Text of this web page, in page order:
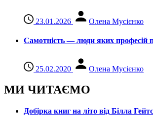
23.01.2026 Олена Мусієнко
Самотність — люди яких професій
25.02.2020 Олена Мусієнко
МИ ЧИТАЄМО
Добірка книг на літо від Білла